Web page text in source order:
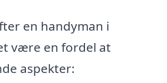
en handyman i
være en fordel at
aspekter: